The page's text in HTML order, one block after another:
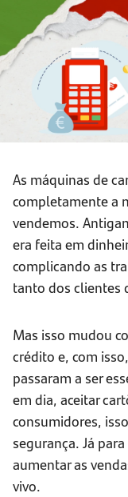
As máquinas de
completamente a
vendemos.
era feita em
complicando as
tanto dos clientes
Mas isso mudou
crédito e, com
passaram a ser
em dia, aceitar
consumidores,
segurança. Já
aumentar as
vivo.